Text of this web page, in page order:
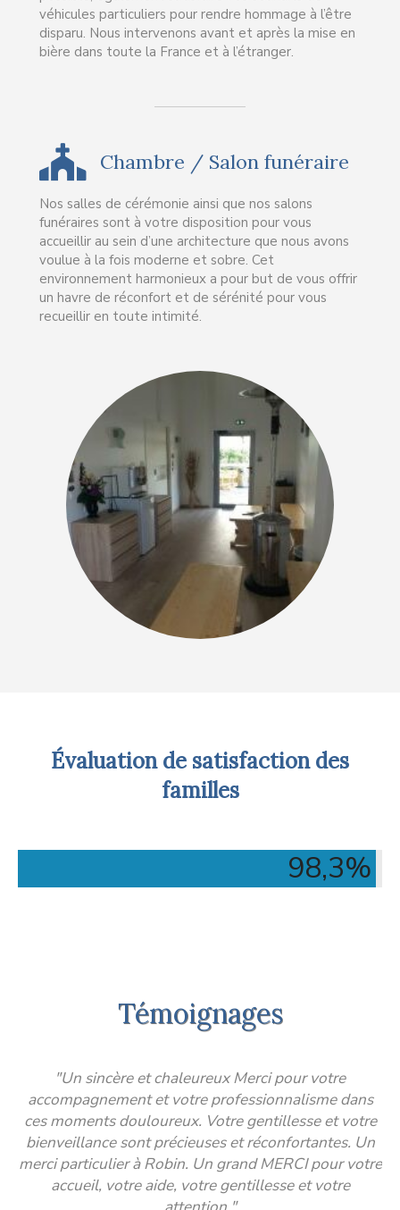
funéraire. Nous pouvons, dans toute la mesure du
possible, également satisfaire vos souhaits de
véhicules particuliers pour rendre hommage à l’être
Chambre / Salon funéraire
Nos salles de cérémonie ainsi que nos salons
funéraires sont à votre disposition pour vous
accueillir au sein d’une architecture que nous avons
voulue à la fois moderne et sobre. Cet
environnement harmonieux a pour but de vous offrir
Évaluation de satisfaction des
Un sincère et chaleureux Merci pour votre
accompagnement et votre professionnalisme dans
ces moments douloureux. Votre gentillesse et votre
bienveillance sont précieuses et réconfortantes. Un
merci particulier à Robin. Un grand MERCI pour votre